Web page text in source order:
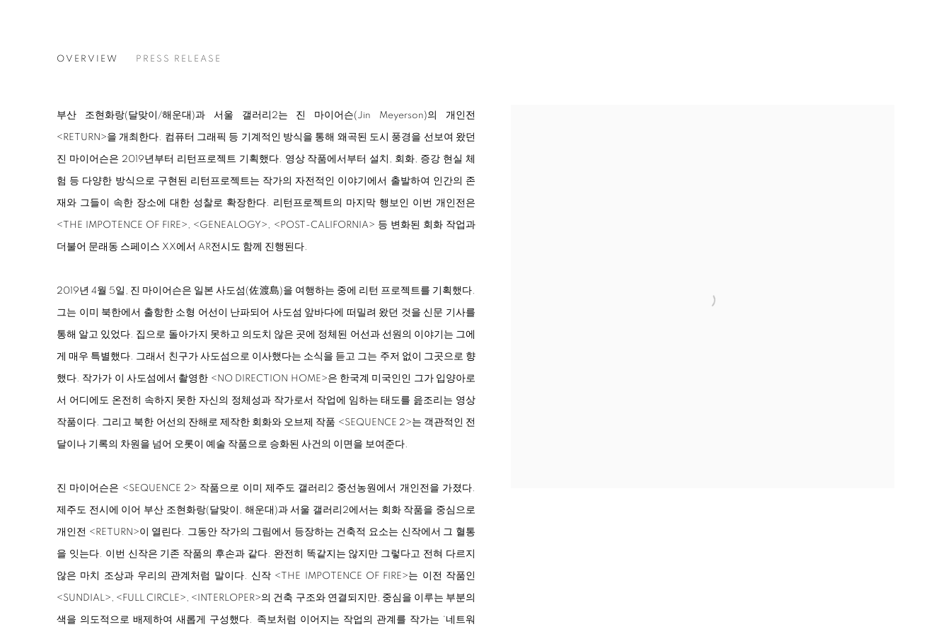
RETURN
OVERVIEW PRESS RELEASE
부산 조현화랑(달맞이/해운대)과 서울 갤러리2는 진 마이어슨(Jin Meyerson)의 개인전
< RETURN >을 개최한다. 컴퓨터 그래픽 등 기계적인 방식을 통해 왜곡된 도시 풍경을 선보여 왔던
진 마이어슨은 2019년부터 리턴프로젝트 기획했다. 영상 작품에서부터 설치, 회화, 증강 현실 체
험 등 다양한 방식으로 구현된 리턴프로젝트는 작가의 자전적인 이야기에서 출발하여 인간의 존
재와 그들이 속한 장소에 대한 성찰로 확장한다. 리턴프로젝트의 마지막 행보인 이번 개인전은
<THE IMPOTENCE OF FIRE> <GENEALOGY> < POST-CALIFORNIA> 등 변화된 회화 작업과
더불어 문래동 스페이스 XX에서 AR전시도 함께 진행된다.
2019년 4월 5일, 진 마이어슨은 일본 사도섬(佐渡島)을 여행하는 중에 리턴 프로젝트를 기획했다.
그는 이미 북한에서 출항한 소형 어선이 난파되어 사도섬 앞바다에 떠밀려 왔던 것을 신문 기사를
통해 알고 있었다. 집으로 돌아가지 못하고 의도치 않은 곳에 정체된 어선과 선원의 이야기는 그에
게 매우 특별했다. 그래서 친구가 사도섬으로 이사했다는 소식을 듣고 그는 주저 없이 그곳으로 향
했다. 작가가 이 사도섬에서 촬영한 < NO DIRECTION HOME>은 한국계 미국인인 그가 입양아로
서 어디에도 온전히 속하지 못한 자신의 정체성과 작가로서 작업에 임하는 태도를 읊조리는 영상
작품이다. 그리고 북한 어선의 잔해로 제작한 회화와 오브제 작품 <SEQUENCE 2>는 객관적인 전
달이나 기록의 차원을 넘어 오롯이 예술 작품으로 승화된 사건의 이면을 보여준다.
진 마이어슨은 <SEQUENCE 2> 작품으로 이미 제주도 갤러리2 중선농원에서 개인전을 가졌다.
제주도 전시에 이어 부산 조현화랑(달맞이, 해운대)과 서울 갤러리2에서는 회화 작품을 중심으로
개인전 < RETURN >이 열린다. 그동안 작가의 그림에서 등장하는 건축적 요소는 신작에서 그 혈통
을 잇는다. 이번 신작은 기존 작품의 후손과 같다. 완전히 똑같지는 않지만 그렇다고 전혀 다르지
않은 마치 조상과 우리의 관계처럼 말이다. 신작 <THE IMPOTENCE OF FIRE>는 이전 작품인
<SUNDIAL > < FULL CIRCLE> < INTERLOPER>의 건축 구조와 연결되지만, 중심을 이루는 부분의
색을 의도적으로 배제하여 새롭게 구성했다. 족보처럼 이어지는 작업의 관계를 작가는 ‘네트워